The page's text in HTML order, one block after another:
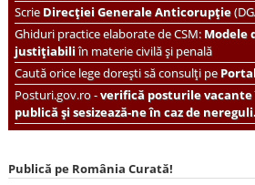
ScrieDirecției Generale Anticorupție
Ghiduri practice elaborate de CSM: Modele
justițiabiliîn materie civilă și penală
Caută orice lege dorești să consulți pe
Posturi.gov.ro -verifică posturile
publică și sesizează-ne în caz de
Publică pe România Curată!